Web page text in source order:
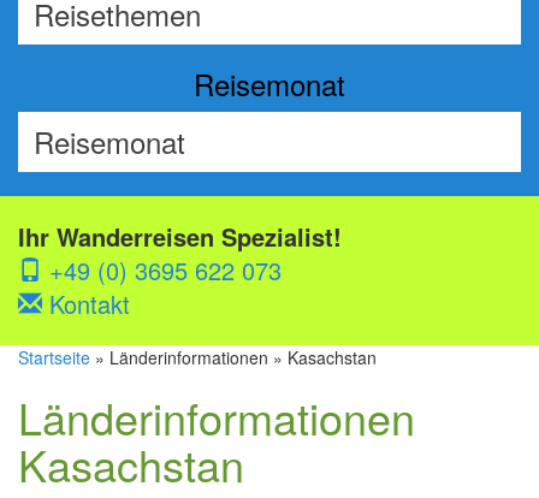
Reisemonat
Ihr Wanderreisen Spezialist!
+49 (0) 3695 622 073
Kontakt
Startseite » Länderinformationen » Kasachstan
Länderinformationen
Kasachstan